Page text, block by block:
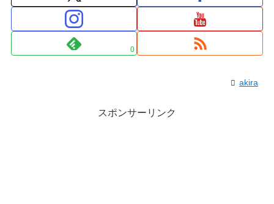
0
akira
スポンサーリンク